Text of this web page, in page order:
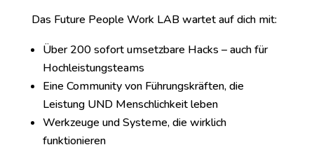
Das Future People Work LAB wartet auf dich mit:
Über 200 sofort umsetzbare Hacks – auch für
Hochleistungsteams
Eine Community von Führungskräften, die
Leistung UND Menschlichkeit leben
Werkzeuge und Systeme, die wirklich
funktionieren